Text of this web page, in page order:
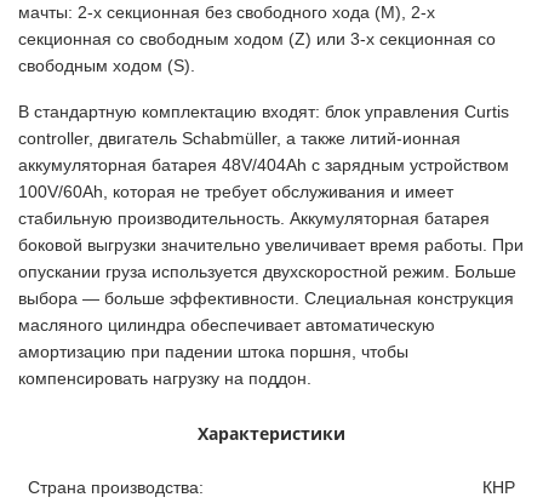
мачты: 2-х секционная без свободного хода (M), 2-х
секционная со свободным ходом (Z) или 3-х секционная со
свободным ходом (S).
В стандартную комплектацию входят: блок управления Curtis
controller, двигатель Schabmüller, а также литий-ионная
аккумуляторная батарея 48V/404Ah с зарядным устройством
100V/60Ah, которая не требует обслуживания и имеет
стабильную производительность. Аккумуляторная батарея
боковой выгрузки значительно увеличивает время работы. При
опускании груза используется двухскоростной режим. Больше
выбора — больше эффективности. Слециальная конструкция
масляного цилиндра обеспечивает автоматическую
амортизацию при падении штока поршня, чтобы
компенсировать нагрузку на поддон.
Характеристики
Страна производства: КНР